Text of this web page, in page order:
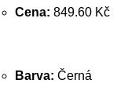
Cena: 849.60 Kč
Barva: Černá